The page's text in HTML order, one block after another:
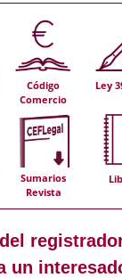
Código
Comercio
Ley
Sumarios
Revista
un